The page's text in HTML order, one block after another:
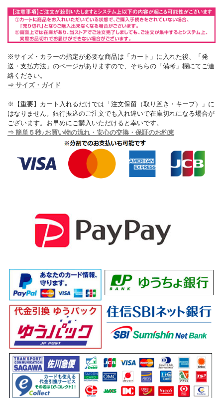
※サイズ・カラーの指定が必要な商品は「カート」に入れた後、「発
送・支払方法」のページがありますので、そちらの「備考」欄にてご連
絡ください。
⇒ サイズ・ガイド
※【重要】カート入れるだけでは「注文保留（取り置き・キープ）」に
はなりません。銀行振込のご注文でも入れ違いで在庫切れになる場合が
ございます。お早めにご購入いただけると幸いです。
⇒ 簡単５秒♪お買い物の流れ・安心の交換・保証のお約束